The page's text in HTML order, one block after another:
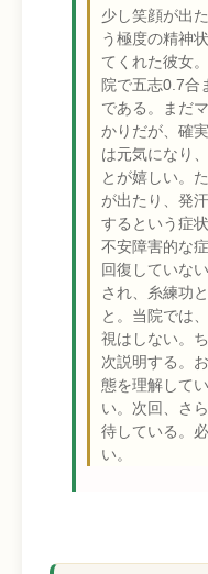
少し笑顔が出
う極度の精神
てくれた彼女
院で五志0.7合
である。まだ
かりだが、確
は元気になり
とが嬉しい。
が出たり、発
するという症
不安障害的な
回復していな
され、糸練功
と。当院では
視はしない。
次説明する。
態を理解して
い。次回、さ
待している。
い。